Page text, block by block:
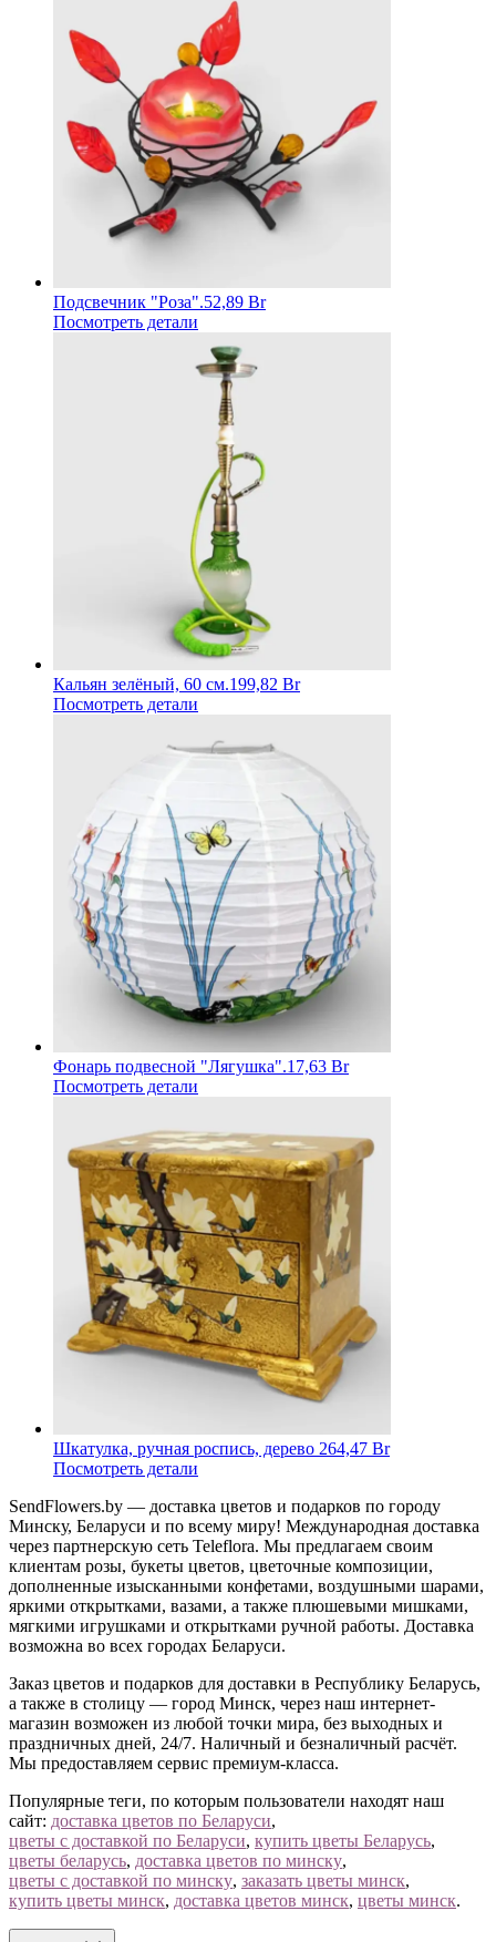
Подсвечник "Роза".52,89 Br
Посмотреть детали
Кальян зелёный, 60 см.199,82 Br
Посмотреть детали
Фонарь подвесной "Лягушка".17,63 Br
Посмотреть детали
Шкатулка, ручная роспись, дерево 264,47 Br
Посмотреть детали
SendFlowers.by — доставка цветов и подарков по городу
Минску, Беларуси и по всему миру! Международная доставка
через партнерскую сеть Teleflora. Мы предлагаем своим
клиентам розы, букеты цветов, цветочные композиции,
дополненные изысканными конфетами, воздушными шарами,
яркими открытками, вазами, а также плюшевыми мишками,
мягкими игрушками и открытками ручной работы. Доставка
возможна во всех городах Беларуси.
Заказ цветов и подарков для доставки в Республику Беларусь,
а также в столицу — город Минск, через наш интернет-
магазин возможен из любой точки мира, без выходных и
праздничных дней, 24/7. Наличный и безналичный расчёт.
Мы предоставляем сервис премиум-класса.
Популярные теги, по которым пользователи находят наш
сайт: доставка цветов по Беларуси,
цветы с доставкой по Беларуси, купить цветы Беларусь,
цветы беларусь, доставка цветов по минску,
цветы с доставкой по минску, заказать цветы минск,
купить цветы минск, доставка цветов минск, цветы минск.